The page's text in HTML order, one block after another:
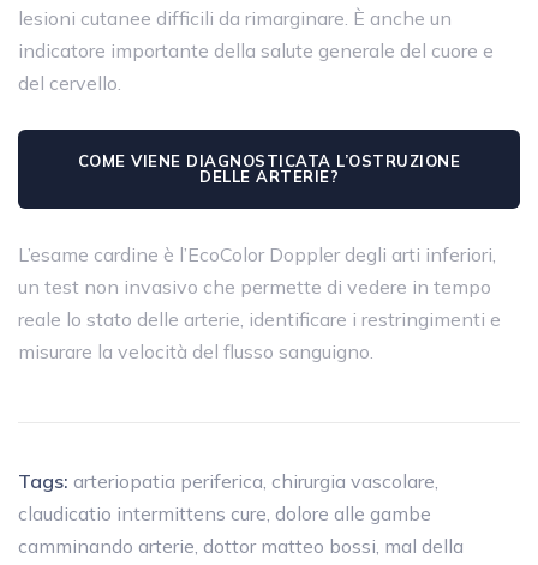
lesioni cutanee difficili da rimarginare. È anche un
indicatore importante della salute generale del cuore e
del cervello.
COME VIENE DIAGNOSTICATA L’OSTRUZIONE
DELLE ARTERIE?
L’esame cardine è l’EcoColor Doppler degli arti inferiori,
un test non invasivo che permette di vedere in tempo
reale lo stato delle arterie, identificare i restringimenti e
misurare la velocità del flusso sanguigno.
Tags: arteriopatia periferica, chirurgia vascolare,
claudicatio intermittens cure, dolore alle gambe
camminando arterie, dottor matteo bossi, mal della